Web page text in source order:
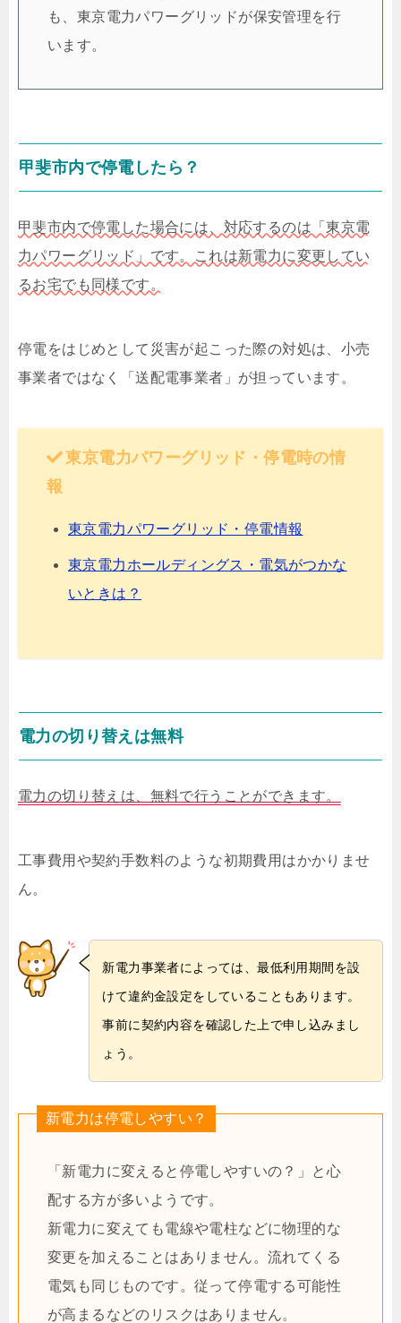
も、東京電力パワーグリッドが保安管理を行
います。
甲斐市内で停電したら？
甲斐市内で停電した場合には、対応するのは「東京電
力パワーグリッド」です。これは新電力に変更してい
るお宅でも同様です。
停電をはじめとして災害が起こった際の対処は、小売
事業者ではなく「送配電事業者」が担っています。
東京電力パワーグリッド・停電時の情
報
東京電力パワーグリッド・停電情報
東京電力ホールディングス・電気がつかな
いときは？
電力の切り替えは無料
電力の切り替えは、無料で行うことができます。
工事費用や契約手数料のような初期費用はかかりませ
ん。
新電力事業者によっては、最低利用期間を設
けて違約金設定をしていることもあります。
事前に契約内容を確認した上で申し込みまし
ょう。
新電力は停電しやすい？
「新電力に変えると停電しやすいの？」と心
配する方が多いようです。
新電力に変えても電線や電柱などに物理的な
変更を加えることはありません。流れてくる
電気も同じものです。従って停電する可能性
が高まるなどのリスクはありません。